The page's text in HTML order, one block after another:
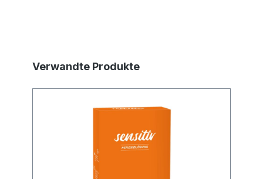
Produktgalerie überspringen
Verwandte Produkte